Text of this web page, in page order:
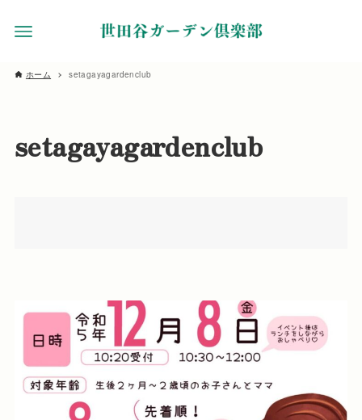
ホーム setagayagardenclub
setagayagardenclub